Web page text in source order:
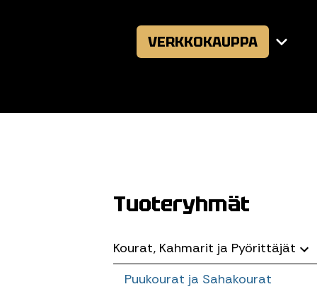
VERKKOKAUPPA
Tuoteryhmät
Kourat, Kahmarit ja Pyörittäjät
Puukourat ja Sahakourat